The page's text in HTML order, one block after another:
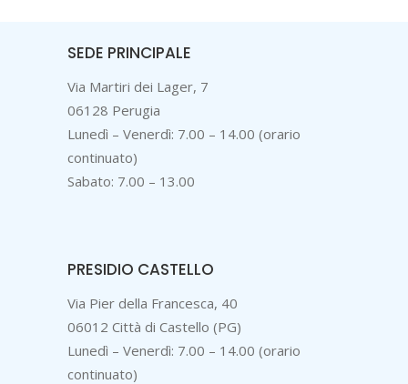
SEDE PRINCIPALE
Via Martiri dei Lager, 7
06128 Perugia
Lunedì – Venerdì: 7.00 – 14.00 (orario
continuato)
Sabato: 7.00 – 13.00
PRESIDIO CASTELLO
Via Pier della Francesca, 40
06012 Città di Castello (PG)
Lunedì – Venerdì: 7.00 – 14.00 (orario
continuato)